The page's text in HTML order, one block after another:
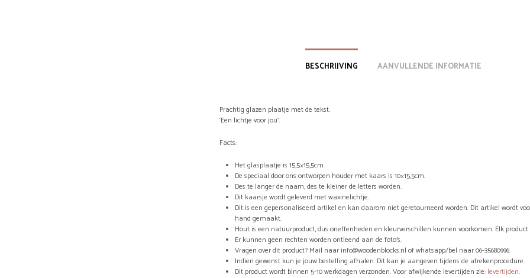
BESCHRIJVING AANVULLENDE INFORMATIE
Prachtig glazen plaatje met de tekst:
‘Een lichtje voor jou’.
Facts:
Het glasplaatje is 15,5×15,5cm.
De speciaal door ons ontworpen houder met kaars is 10×15,5cm.
Des te langer de naam, des te kleiner de letters worden.
Dit kaarsje wordt geleverd met waxinelichtje.
Dit is een gepersonaliseerd artikel en kan daarom niet geretourneerd worden. Dit artikel wordt
hand gemaakt.
Hout is een natuurproduct, dus oneffenheden en kleurverschillen kunnen voorkomen. Elk
Er kunnen geen rechten worden ontleend aan de foto’s.
Vragen over dit product? Mail naar info@woodenblocks.nl of whatsapp/bel naar 06-35680996.
Indien gewenst kun je jouw bestelling afhalen. Dit kan je aangeven tijdens de afrekenprocedure.
Dit product wordt binnen 5-10 werkdagen verzonden. Voor afwijkende levertijden zie: levertijden.